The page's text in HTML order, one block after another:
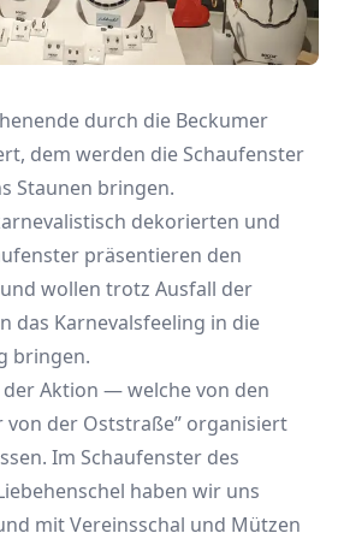
durch die Beckumer
dem werden die Schaufenster
Staunen bringen.
dekorierten und
präsentieren den
wollen trotz Ausfall der
das Karnevalsfeeling in die
bringen.
Aktion — welche von den
von der Oststraße” organisiert
Im Schaufenster des
haben wir uns
mit Vereinsschal und Mützen